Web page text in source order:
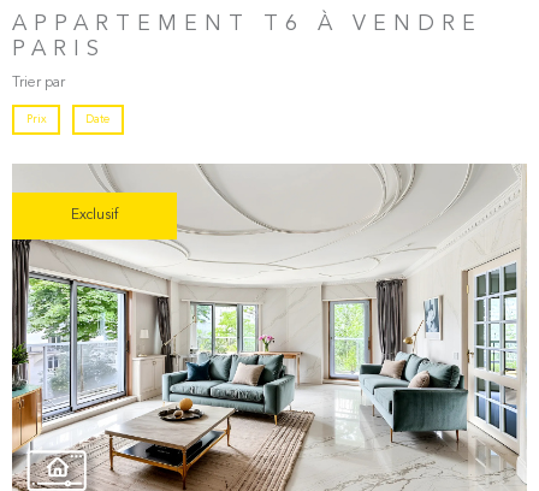
APPARTEMENT T6 À VENDRE
PARIS
Trier par
Prix Date
Exclusif
Voir le
Bien